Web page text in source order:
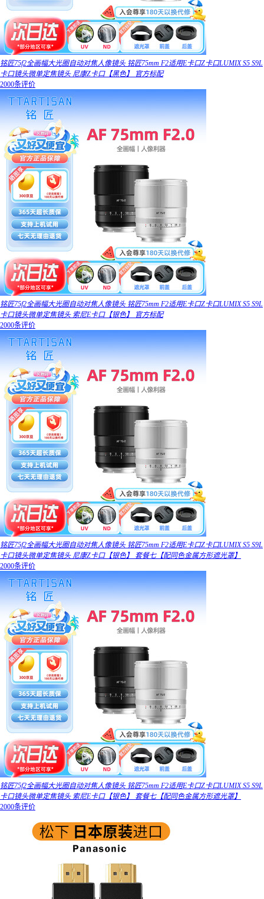
铭匠75f2全画幅大光圈自动对焦人像镜头 铭匠75mm F2适用E卡口Z卡口LUMIX S5 S9L
卡口镜头微单定焦镜头 尼康Z卡口【黑色】 官方标配
2000条评价
铭匠75f2全画幅大光圈自动对焦人像镜头 铭匠75mm F2适用E卡口Z卡口LUMIX S5 S9L
卡口镜头微单定焦镜头 索尼E卡口【银色】 官方标配
2000条评价
铭匠75f2全画幅大光圈自动对焦人像镜头 铭匠75mm F2适用E卡口Z卡口LUMIX S5 S9L
卡口镜头微单定焦镜头 尼康Z卡口【银色】 套餐七【配同色金属方形遮光罩】
2000条评价
铭匠75f2全画幅大光圈自动对焦人像镜头 铭匠75mm F2适用E卡口Z卡口LUMIX S5 S9L
卡口镜头微单定焦镜头 索尼E卡口【银色】 套餐七【配同色金属方形遮光罩】
2000条评价